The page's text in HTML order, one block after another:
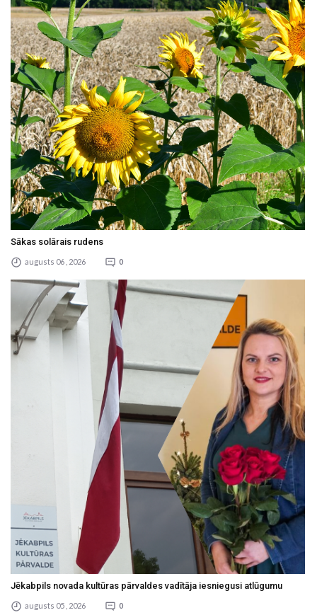
Sākas solārais rudens
augusts 06 , 2026 0
Jēkabpils novada kultūras pārvaldes vadītāja iesniegusi atlūgumu
augusts 05 , 2026 0